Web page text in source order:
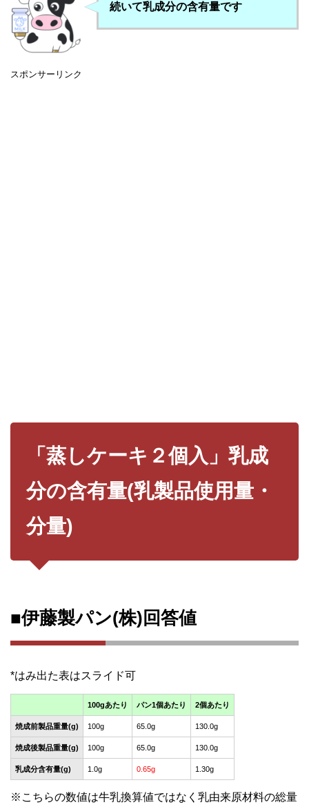
続いて乳成分の含有量です
スポンサーリンク
「蒸しケーキ２個入」乳成
分の含有量(乳製品使用量・
分量)
■伊藤製パン(株)回答値
100gあたり パン1個あたり 2個あたり
焼成前製品重量(g) 100g 65.0g 130.0g
焼成後製品重量(g) 100g 65.0g 130.0g
乳成分含有量(g) 1.0g 0.65g 1.30g
※こちらの数値は牛乳換算値ではなく乳由来原材料の総量